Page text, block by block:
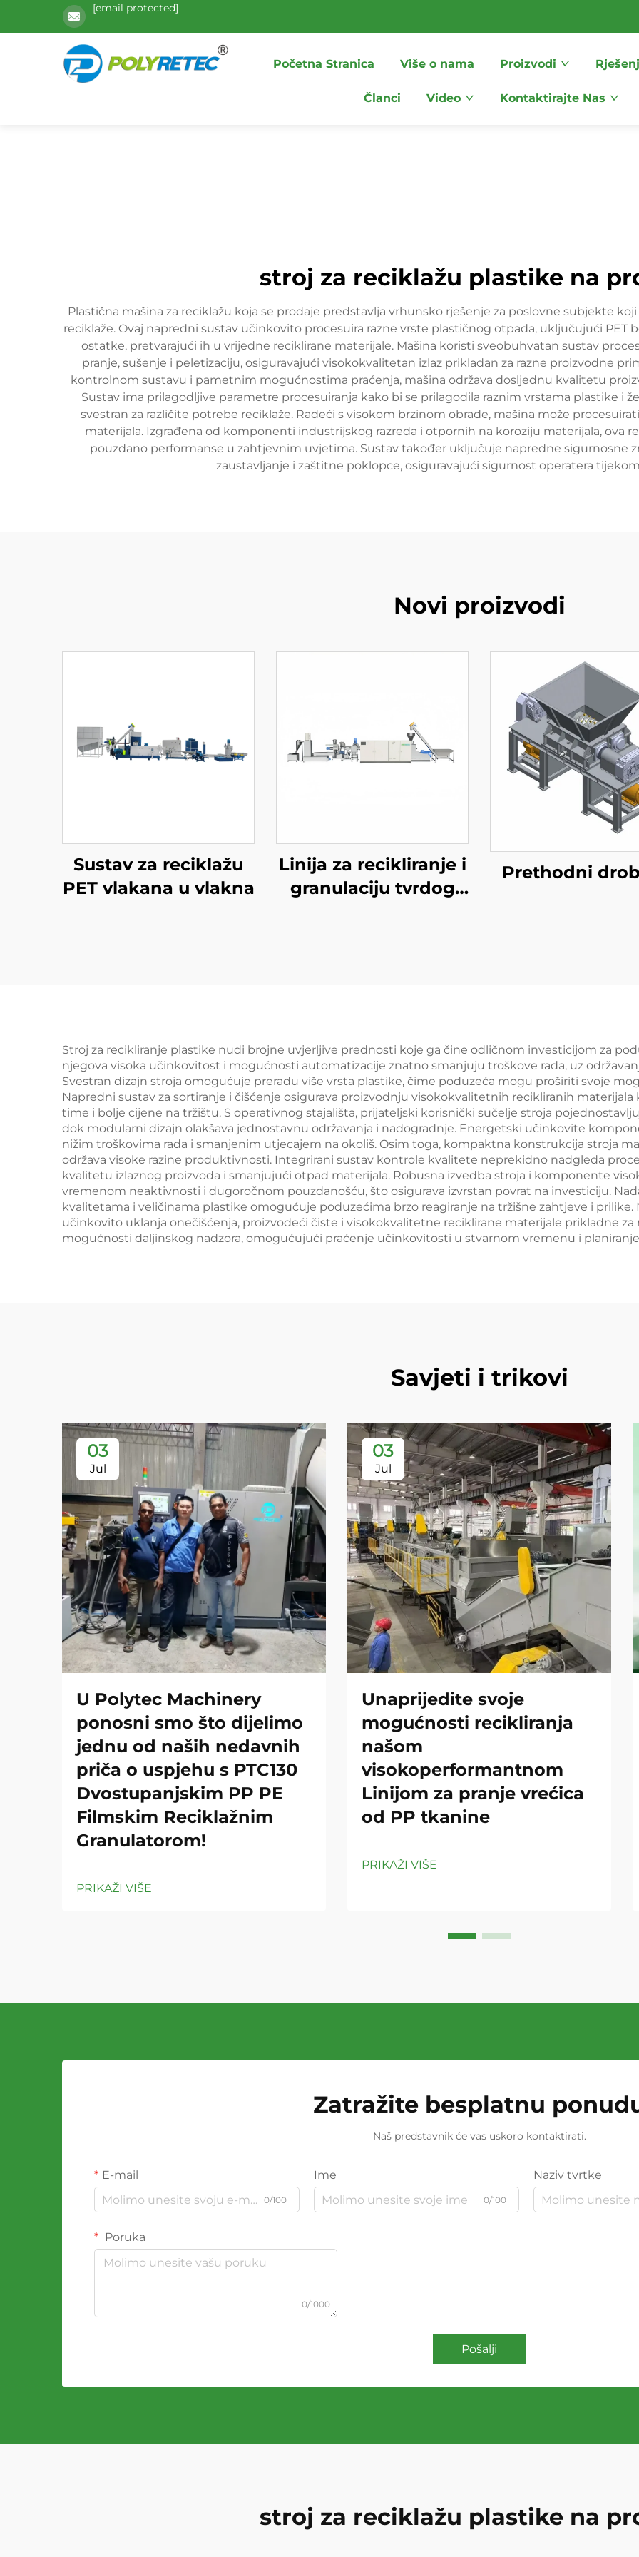
[email protected]
Početna Stranica Više o nama Proizvodi
Članci Video Kontaktirajte Nas
stroj za reciklažu plastike na
Plastična mašina za reciklažu koja se prodaje predstavlja vrhunsko rješenje za poslovne subjekte
reciklaže. Ovaj napredni sustav učinkovito procesuira razne vrste plastičnog otpada, uključujući PET
ostatke, pretvarajući ih u vrijedne reciklirane materijale. Mašina koristi sveobuhvatan sustav
pranje, sušenje i peletizaciju, osiguravajući visokokvalitetan izlaz prikladan za razne proizvodne
kontrolnom sustavu i pametnim mogućnostima praćenja, mašina održava dosljednu kvalitetu
Sustav ima prilagodljive parametre procesuiranja kako bi se prilagodila raznim vrstama plastike i
svestran za različite potrebe reciklaže. Radeći s visokom brzinom obrade, mašina može
materijala. Izgrađena od komponenti industrijskog razreda i otpornih na koroziju materijala, ova
pouzdano performanse u zahtjevnim uvjetima. Sustav također uključuje napredne sigurnosne
zaustavljanje i zaštitne poklopce, osiguravajući sigurnost operatera
Novi proizvodi
Sustav za reciklažu
PET vlakana u vlakna
Linija za recikliranje i
granulaciju tvrdog
Prethodni
Stroj za recikliranje plastike nudi brojne uvjerljive prednosti koje ga čine odličnom investicijom za
njegova visoka učinkovitost i mogućnosti automatizacije znatno smanjuju troškove rada, uz
Svestran dizajn stroja omogućuje preradu više vrsta plastike, čime poduzeća mogu proširiti svoje
Napredni sustav za sortiranje i čišćenje osigurava proizvodnju visokokvalitetnih recikliranih
time i bolje cijene na tržištu. S operativnog stajališta, prijateljski korisnički sučelje stroja
dok modularni dizajn olakšava jednostavnu održavanja i nadogradnje. Energetski učinkovite
nižim troškovima rada i smanjenim utjecajem na okoliš. Osim toga, kompaktna konstrukcija stroja
održava visoke razine produktivnosti. Integrirani sustav kontrole kvalitete neprekidno nadgleda
kvalitetu izlaznog proizvoda i smanjujući otpad materijala. Robusna izvedba stroja i komponente
vremenom neaktivnosti i dugoročnom pouzdanošću, što osigurava izvrstan povrat na investiciju.
kvalitetama i veličinama plastike omogućuje poduzećima brzo reagiranje na tržišne zahtjeve i prilike.
učinkovito uklanja onečišćenja, proizvodeći čiste i visokokvalitetne reciklirane materijale prikladne
mogućnosti daljinskog nadzora, omogućujući praćenje učinkovitosti u stvarnom vremenu i
Savjeti i trikovi
03
Jul
U Polytec Machinery
ponosni smo što dijelimo
jednu od naših nedavnih
priča o uspjehu s PTC130
Dvostupanjskim PP PE
Filmskim Reciklažnim
Granulatorom!
PRIKAŽI VIŠE
03
Jul
Unaprijedite svoje
mogućnosti recikliranja
našom
visokoperformantnom
Linijom za pranje vrećica
od PP tkanine
PRIKAŽI VIŠE
Zatražite besplatnu
Naš predstavnik će vas uskoro kontaktirati.
E-mail
0/100
Ime
0/100
Naziv tvrtke
Poruka
0/1000
Pošalji
stroj za reciklažu plastike na